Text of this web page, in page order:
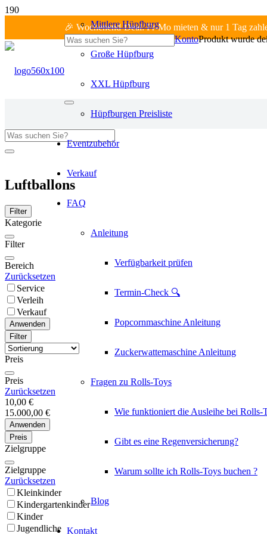
🎉 Wochenend-Deal: Fr-Mo mieten & nur 1 Tag
KontoProduktwurde
Mittlere Hüpfburg
Große Hüpfburg
XXL Hüpfburg
Hüpfburgen Preisliste
Eventzubehör
Verkauf
FAQ
Anleitung
Verfügbarkeit prüfen
Termin-Check 🔍
Popcornmaschine Anleitung
Zuckerwattemaschine Anleitung
Fragen zu Rolls-Toys
Wie funktioniert die Ausleihe bei Rolls-
Gibt es eine Regenversicherung?
Warum sollte ich Rolls-Toys buchen ?
Blog
Kontakt
Luftballons
Filter
Kategorie
Filter
Bereich
Zurücksetzen
Service
Verleih
Verkauf
Anwenden
Filter
Preis
Preis
Zurücksetzen
10,00 €
15.000,00 €
Anwenden
Preis
Zielgruppe
Zielgruppe
Zurücksetzen
Kleinkinder
Kindergartenkinder
Kinder
Jugendliche